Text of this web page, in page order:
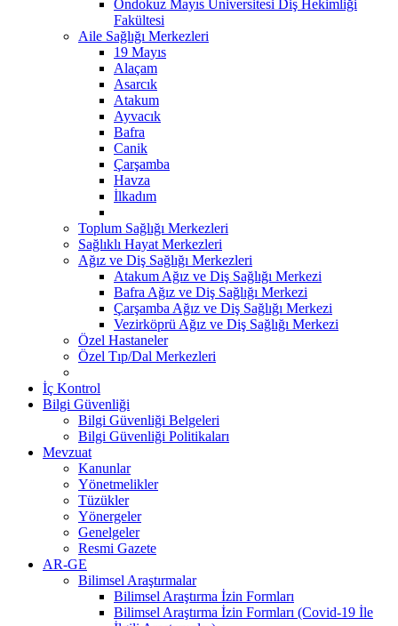
Ondokuz Mayıs Üniversitesi Diş Hekimliği
Fakültesi
Aile Sağlığı Merkezleri
19 Mayıs
Alaçam
Asarcık
Atakum
Ayvacık
Bafra
Canik
Çarşamba
Havza
İlkadım
Toplum Sağlığı Merkezleri
Sağlıklı Hayat Merkezleri
Ağız ve Diş Sağlığı Merkezleri
Atakum Ağız ve Diş Sağlığı Merkezi
Bafra Ağız ve Diş Sağlığı Merkezi
Çarşamba Ağız ve Diş Sağlığı Merkezi
Vezirköprü Ağız ve Diş Sağlığı Merkezi
Özel Hastaneler
Özel Tıp/Dal Merkezleri
İç Kontrol
Bilgi Güvenliği
Bilgi Güvenliği Belgeleri
Bilgi Güvenliği Politikaları
Mevzuat
Kanunlar
Yönetmelikler
Tüzükler
Yönergeler
Genelgeler
Resmi Gazete
AR-GE
Bilimsel Araştırmalar
Bilimsel Araştırma İzin Formları
Bilimsel Araştırma İzin Formları (Covid-19 İle